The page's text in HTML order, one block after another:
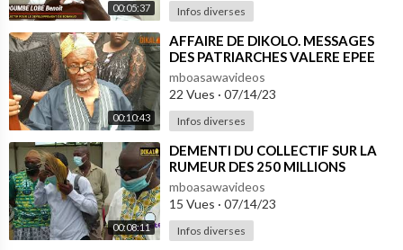
00:05:37 Infos diverses
00:10:43
⁣AFFAIRE DE DIKOLO. MESSAGES
DES PATRIARCHES VALERE EPEE
ET KWA MOUTOME
mboasawavideos
22 Vues · 07/14/23
Infos diverses
00:08:11
⁣DEMENTI DU COLLECTIF SUR LA
RUMEUR DES 250 MILLIONS
DEMANDES PAR LA FAMILLE
BONAMANGA
mboasawavideos
15 Vues · 07/14/23
Infos diverses